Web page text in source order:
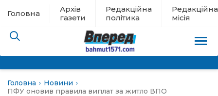
Головна
Архів
газети
Редакційна
політика
Редакційна
місія
Головна
Новини
ПФУ оновив правила виплат за житло ВПО